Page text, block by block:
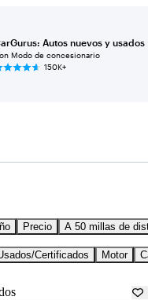
Autos nuevos y usados
Modo de concesionario
150K+
Precio A 50 millas de
Certificados Motor